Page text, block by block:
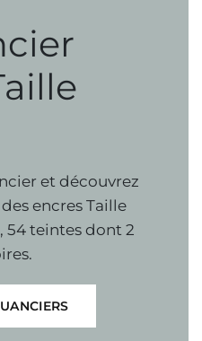
et découvrez
des encres Taille
54 teintes dont 2